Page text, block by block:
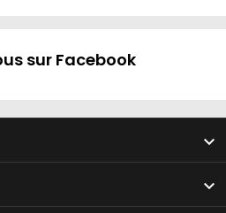
sur Facebook

